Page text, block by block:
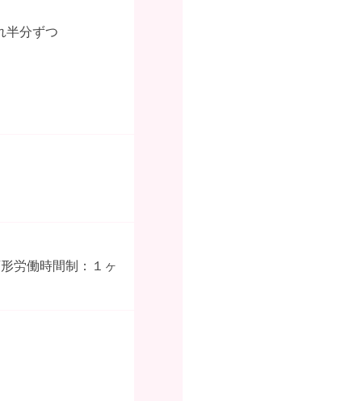
半分ずつ
労働時間制：１ヶ